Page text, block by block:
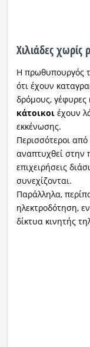
Χιλιάδες χωρίς
Η πρωθυπουργός
ότι έχουν
δρόμους, γέφυρες
κάτοικοιέχουν
εκκένωσης.
Περισσότεροι από
αναπτυχθεί στην
επιχειρήσεις
συνεχίζονται.
Παράλληλα,
ηλεκτροδότηση,
δίκτυα κινητής